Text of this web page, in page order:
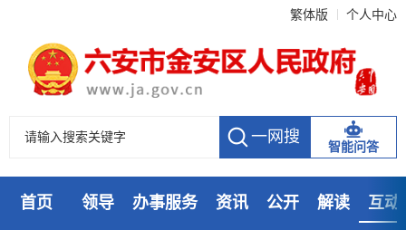
繁体版 个人中心
智能问答
首页 领导 办事服务 资讯 公开 解读 互动